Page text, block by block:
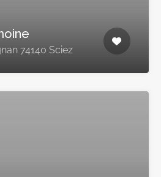
74140 Sciez